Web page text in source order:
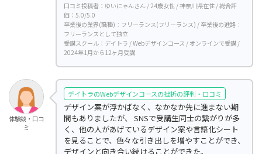
口コミ投稿者：ゆいにゃんさん / 24歳女性 / 神奈川県在住 / 総合評
価：5.0/5.0
卒業後の業界(職種)：フリーランス(フリーランス) / 卒業後の進路：
フリーランスとして独立
受講スクール：デイトラ / Webデザインコース / オンラインで受講 /
2024年1月から12ヶ月受講
体験談・口コ
ミ
デイトラのWebデザインコースの挫折の評判・口コミ
デザイン案が浮かばなく、なかなか先に進まない期
間もありましたが、 SNSで受講生同士の繋がりが多
く、他の人があげているデザイン案や言語化シート
を見ることで、色々な引き出しを増やすことができ、
デザインと向き合い続けることができた。